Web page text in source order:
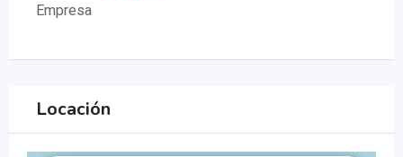
Empresa
Locación